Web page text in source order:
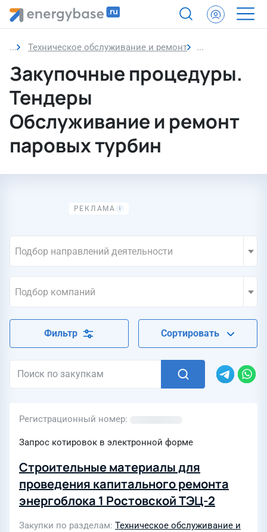
Техническое обслуживание и ремонт Обслуживание
Закупочные процедуры.
Тендеры
Обслуживание и ремонт
паровых турбин
Подбор направлений деятельности
Подбор компаний
Фильтр Сортировать
Регистрационный номер
Запрос котировок в электронной форме
Строительные материалы для
проведения капитального ремонта
энергоблока 1 Ростовской ТЭЦ-2
Закупки по разделам Техническое обслуживание и